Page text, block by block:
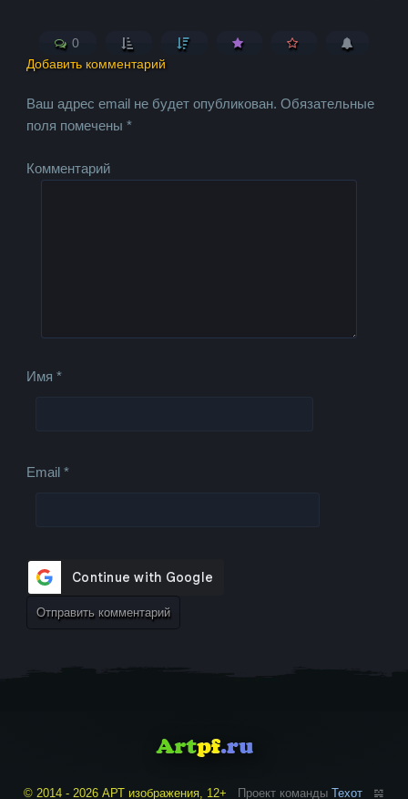
0
Добавить комментарий
Ваш адрес email не будет опубликован. Обязательные
поля помечены*
Комментарий
Имя*
Email*
© 2014 - 2026 АРТ изображения, 12+ Проект команды Техот 𝌴